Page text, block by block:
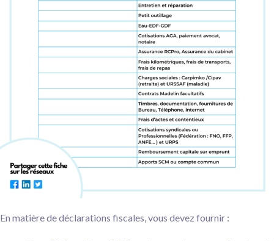
En matière de déclarations fiscales, vous devez fournir :